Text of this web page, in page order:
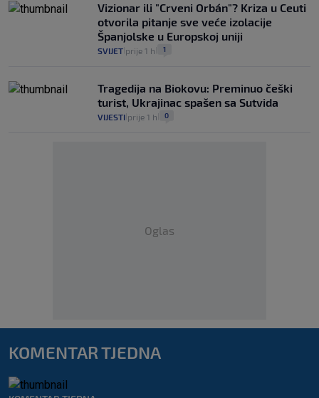
Vizionar ili "Crveni Orbán"? Kriza u Ceuti
otvorila pitanje sve veće izolacije
Španjolske u Europskoj uniji
SVIJET prije 1 h 1
Tragedija na Biokovu: Preminuo češki
turist, Ukrajinac spašen sa Sutvida
VIJESTI prije 1 h 0
Oglas
KOMENTAR TJEDNA